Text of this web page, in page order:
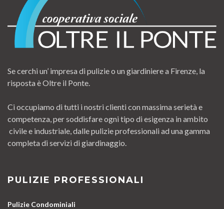
Se cerchi un’ impresa di pulizie o un giardiniere a Firenze, la
risposta è Oltre il Ponte.
Ci occupiamo di tutti i nostri clienti con massima serietà e
competenza, per soddisfare ogni tipo di esigenza in ambito
civile e industriale, dalle pulizie professionali ad una gamma
completa di servizi di giardinaggio.
PULIZIE PROFESSIONALI
Pulizie Condominiali